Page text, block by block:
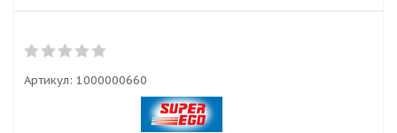
Артикул: 1000000660